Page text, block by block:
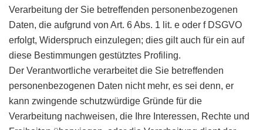
Verarbeitung der Sie betreffenden personenbezogenen
Daten, die aufgrund von Art. 6 Abs. 1 lit. e oder f DSGVO
erfolgt, Widerspruch einzulegen; dies gilt auch für ein auf
diese Bestimmungen gestütztes Profiling.
Der Verantwortliche verarbeitet die Sie betreffenden
personenbezogenen Daten nicht mehr, es sei denn, er
kann zwingende schutzwürdige Gründe für die
Verarbeitung nachweisen, die Ihre Interessen, Rechte und